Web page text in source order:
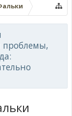
проблемы,